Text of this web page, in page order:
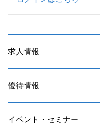
求人情報
優待情報
イベント・セミナー